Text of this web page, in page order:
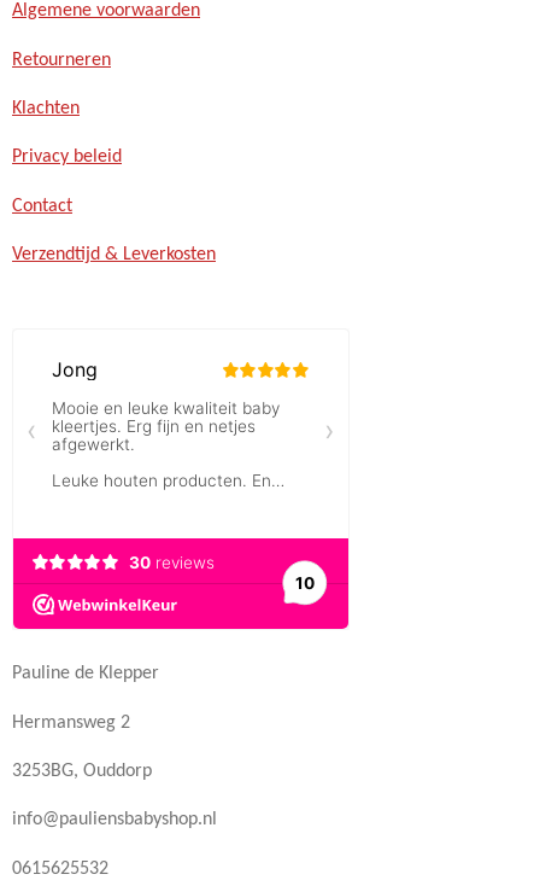
Algemene voorwaarden
Retourneren
Klachten
Privacy beleid
Contact
Verzendtijd & Leverkosten
Pauline de Klepper
Hermansweg 2
3253BG, Ouddorp
info@pauliensbabyshop.nl
0615625532